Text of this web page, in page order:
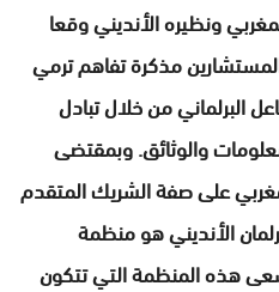
ونظيره الأنديني وقعا
مجلس المستشارين مذكرة تفاهم ترمي
البرلماني من خلال تبادل
والوثائق. وبمقتضى
على صفة الشريك المتقدم
الأنديني هو منظمة
أنشأت سنة 1979 وتسعى هذه المنظمة التي تتكون